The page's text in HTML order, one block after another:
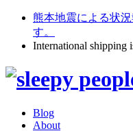
熊本地震による状
す。
International shipping
Blog
About